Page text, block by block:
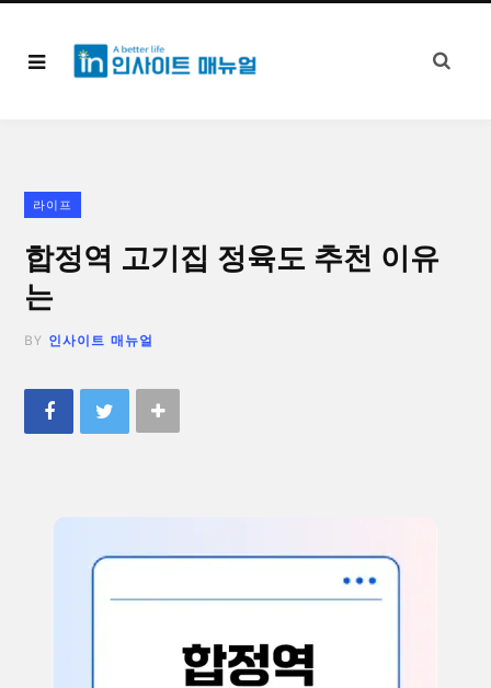
라이프
합정역 고기집 정육도 추천 이유
는
BY 인사이트 매뉴얼